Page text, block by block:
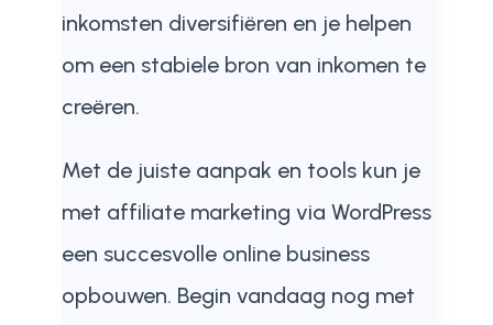
inkomsten diversifiëren en je helpen
om een stabiele bron van inkomen te
creëren.
Met de juiste aanpak en tools kun je
met affiliate marketing via WordPress
een succesvolle online business
opbouwen. Begin vandaag nog met